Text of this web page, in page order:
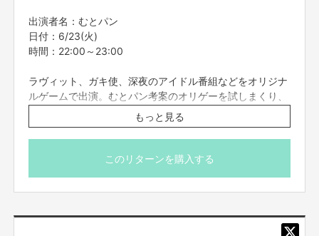
勢力（暴力団、暴力団員、暴力団準構成員、暴力団関係企業、総会屋等、社
会運動等標ぼうゴロ、特殊知能暴力集団及びこれらに準ずる団体、並びにこ
れらの構成員等を指します。以下、同様とします。）に該当せず、また、こ
れら反社会的勢力との間で社会的に非難されるべき関係を有していないこと
■プロジェクト実施前及び実施中に上記に反する事態が発生した場合、いつ
でもプロジェクトの実行を中止することができ、プランナーは一切の責任を
負担しません。
■二次利用の目的や、有料イベントやPR目的での配信イベント・番組など
吉本興業株式会社
出演者名：むとパン
日付：6/23(火)
時間：22:00～23:00
ラヴィット、ガキ使、深夜のアイドル番組などをオリジナ
ルゲームで出演。むとパン考案のオリゲーを試しまくり、
お客様と一緒に中学生に戻って楽しく過ごすを目的とした
集い。集合！！！
※こちらのリターンは実施日の3日前の16時までお買い求
もっと見る
このリターンを購入する